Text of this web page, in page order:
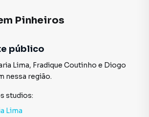
Pinheiros
público
Lima, Fradique Coutinho e Diogo
nessa região.
studios:
Lima